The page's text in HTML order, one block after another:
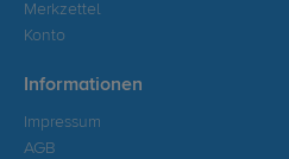
Merkzettel
Konto
Informationen
Impressum
AGB